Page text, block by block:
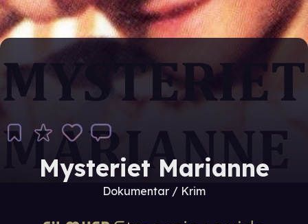
Mysteriet Marianne
Dokumentar / Krim